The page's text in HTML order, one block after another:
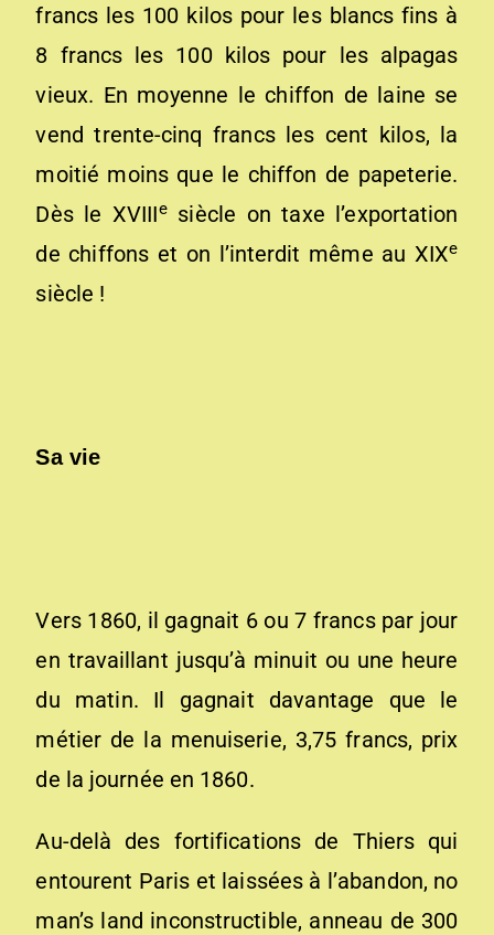
francs les 100 kilos pour les blancs fins à
8 francs les 100 kilos pour les alpagas
vieux. En moyenne le chiffon de laine se
vend trente-cinq francs les cent kilos, la
moitié moins que le chiffon de papeterie.
Dès le XVIIIesiècle on taxe l’exportation
de chiffons et on l’interdit même au XIXe
siècle !
Sa vie
Vers 1860, il gagnait 6 ou 7 francs par jour
en travaillant jusqu’à minuit ou une heure
du matin. Il gagnait davantage que le
métier de la menuiserie, 3,75 francs, prix
de la journée en 1860.
Au-delà des fortifications de Thiers qui
entourent Paris et laissées à l’abandon, no
man’s land inconstructible, anneau de 300